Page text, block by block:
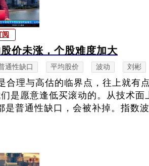
阅
价未涨，个股难度加大
通性缺口 平均股价 波动 刘彬
合理与高估的临界点，往上就有
是愿意逢低买滚动的。从技术面
是普通性缺口，会被补掉。指数